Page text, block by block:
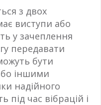
з двох
виступи або
у зачеплення
передавати
бути
іншими
надійного
під час вібрацій і